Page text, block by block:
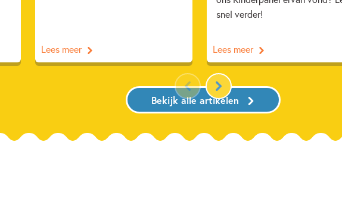
Lees meer
snel verder!
Lees meer
Bekijk alle artikelen